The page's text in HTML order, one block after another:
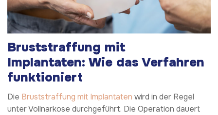
Bruststraffung mit
Implantaten: Wie das Verfahren
funktioniert
Die Bruststraffung mit Implantaten wird in der Regel
unter Vollnarkose durchgeführt. Die Operation dauert